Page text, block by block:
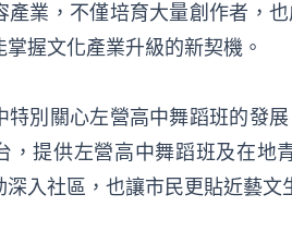
產業，不僅培育大量創作者，
握文化產業升級的新契機。
特別關心左營高中舞蹈班的發
，提供左營高中舞蹈班及在地
入社區，也讓市民更貼近藝文